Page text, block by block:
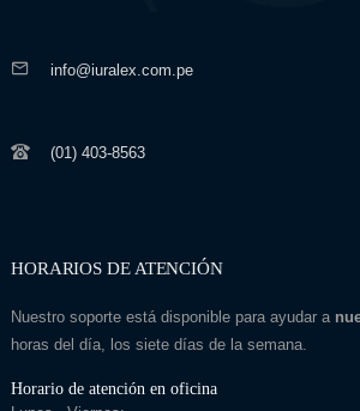
info@iuralex.com.pe
(01) 403-8563
HORARIOS DE ATENCIÓN
Nuestro soporte está disponible para ayudar a
horas del día, los siete días de la semana.
Horario de atención en oficina